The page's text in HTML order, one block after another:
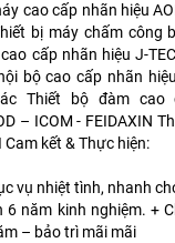
cao cấp nhãn hiệu
bị máy chấm công
cấp nhãn hiệu J-
bộ cao cấp nhãn
Thiết bộ đàm cao
– ICOM - FEIDAXIN
Cam kết & Thực hiện:
vụ nhiệt tình, nhanh
năm kinh nghiệm. +
– bảo trì mãi mãi